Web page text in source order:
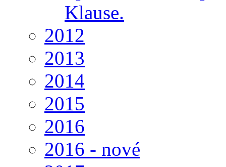
Klause.
2012
2013
2014
2015
2016
2016 - nové